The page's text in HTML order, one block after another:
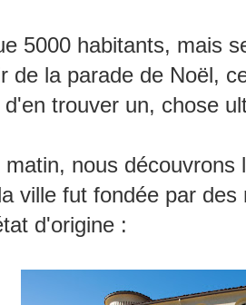
5000 habitants, mais
de la parade de Noël,
trouver un, chose
matin, nous
ville fut fondée par
d'origine :